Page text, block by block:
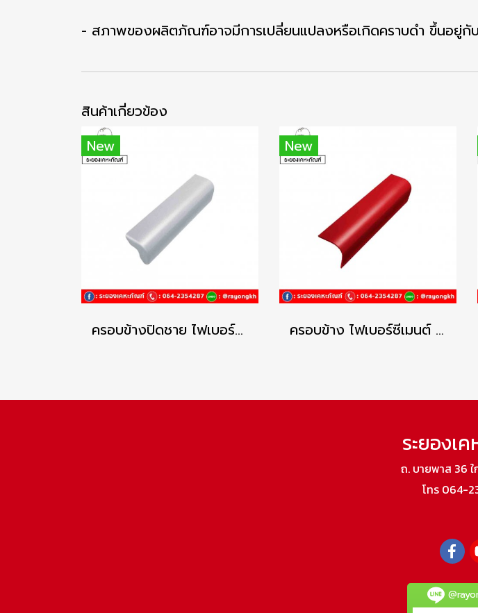
- สภาพของผลิตภัณฑ์อาจมีการเปลี่ยนแปลงหรือเกิดคราบดำ ขึ้นอยู่กั
สินค้าเกี่ยวข้อง
New
ครอบข้างปิดชาย ไฟเบอร์ซีเมนต์ เอสซีจี รุ่นลอนคู่ ซีเมนต์
New
ครอบข้าง ไฟเบอร์ซีเมนต์ เอสซีจี รุ่นลอนคู่ สีแดงประกายมุก
ระยองเ
ถ. บายพาส 36
โทร 064-